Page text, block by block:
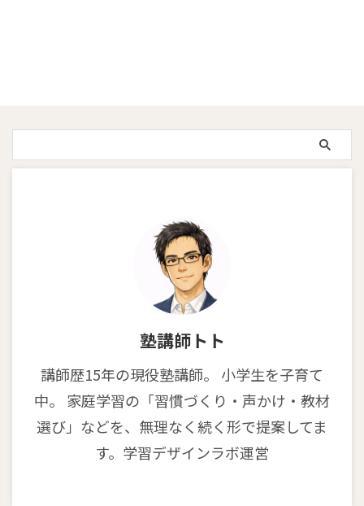
塾講師トト
講師歴15年の現役塾講師。 小学生を子育て
中。 家庭学習の「習慣づくり・声かけ・教材
選び」などを、無理なく続く形で提案してま
す。学習デザインラボ運営